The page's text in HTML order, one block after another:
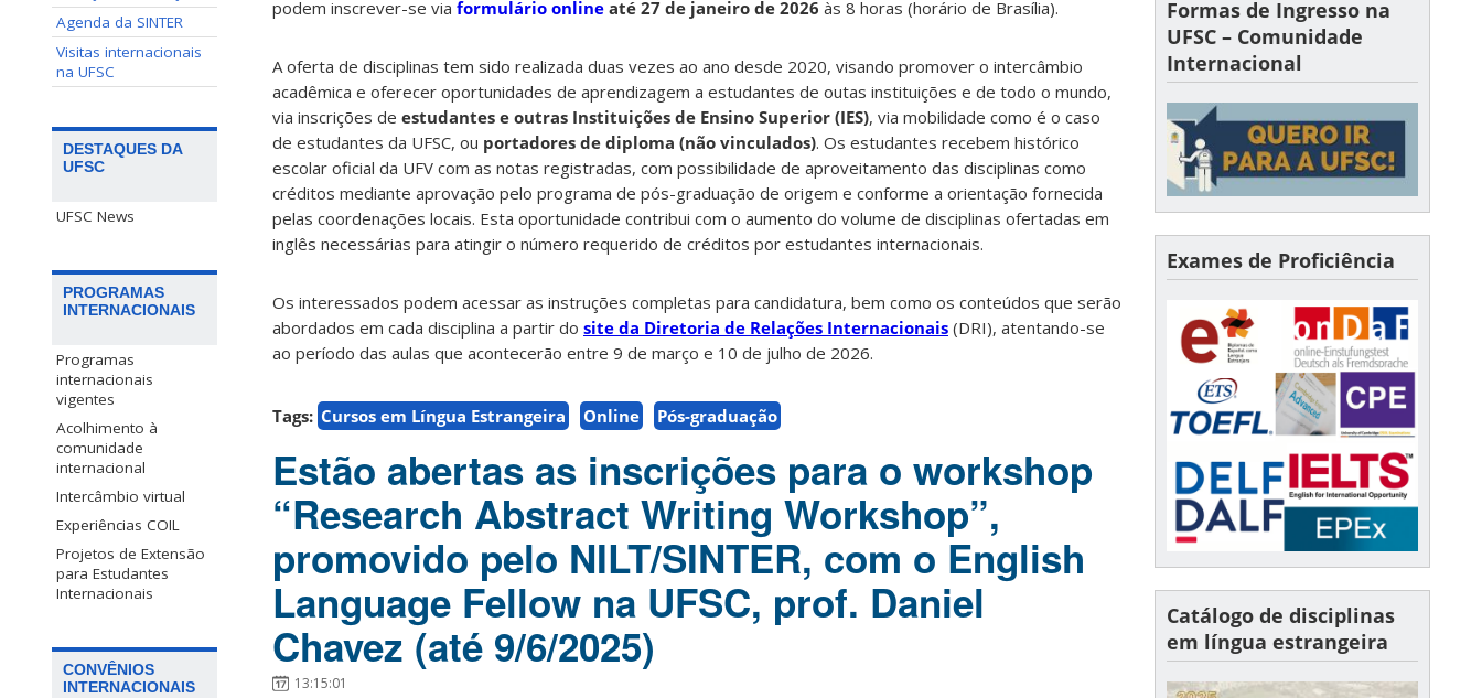
Agenda da SINTER
Visitas internacionais
na UFSC
DESTAQUES DA
UFSC
UFSC News
PROGRAMAS
INTERNACIONAIS
Programas
internacionais
vigentes
Acolhimento à
comunidade
internacional
Intercâmbio virtual
Experiências COIL
Projetos de Extensão
para Estudantes
Internacionais
CONVÊNIOS
INTERNACIONAIS
podem inscrever-se via formulário online até 27 de janeiro de 2026 às 8 horas (horário de Brasília).
A oferta de disciplinas tem sido realizada duas vezes ao ano desde 2020, visando promover o intercâmbio
acadêmica e oferecer oportunidades de aprendizagem a estudantes de outas instituições e de todo o mundo,
via inscrições de estudantes e outras Instituições de Ensino Superior (IES), via mobilidade como é o caso
de estudantes da UFSC, ou portadores de diploma (não vinculados). Os estudantes recebem histórico
escolar oficial da UFV com as notas registradas, com possibilidade de aproveitamento das disciplinas como
créditos mediante aprovação pelo programa de pós-graduação de origem e conforme a orientação fornecida
pelas coordenações locais. Esta oportunidade contribui com o aumento do volume de disciplinas ofertadas em
inglês necessárias para atingir o número requerido de créditos por estudantes internacionais.
Os interessados podem acessar as instruções completas para candidatura, bem como os conteúdos que serão
abordados em cada disciplina a partir do site da Diretoria de Relações Internacionais (DRI), atentando-se
ao período das aulas que acontecerão entre 9 de março e 10 de julho de 2026.
Tags: Cursos em Língua Estrangeira Online Pós-graduação
Estão abertas as inscrições para o workshop
“Research Abstract Writing Workshop”,
promovido pelo NILT/SINTER, com o English
Language Fellow na UFSC, prof. Daniel
Chavez (até 9/6/2025)
13:15:01
Formas de Ingresso na
UFSC – Comunidade
Internacional
Exames de Proficiência
Catálogo de disciplinas
em língua estrangeira